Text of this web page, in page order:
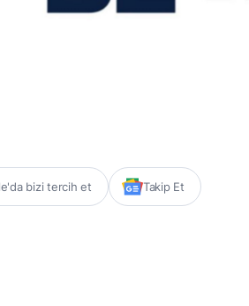
bizi tercih et Takip Et